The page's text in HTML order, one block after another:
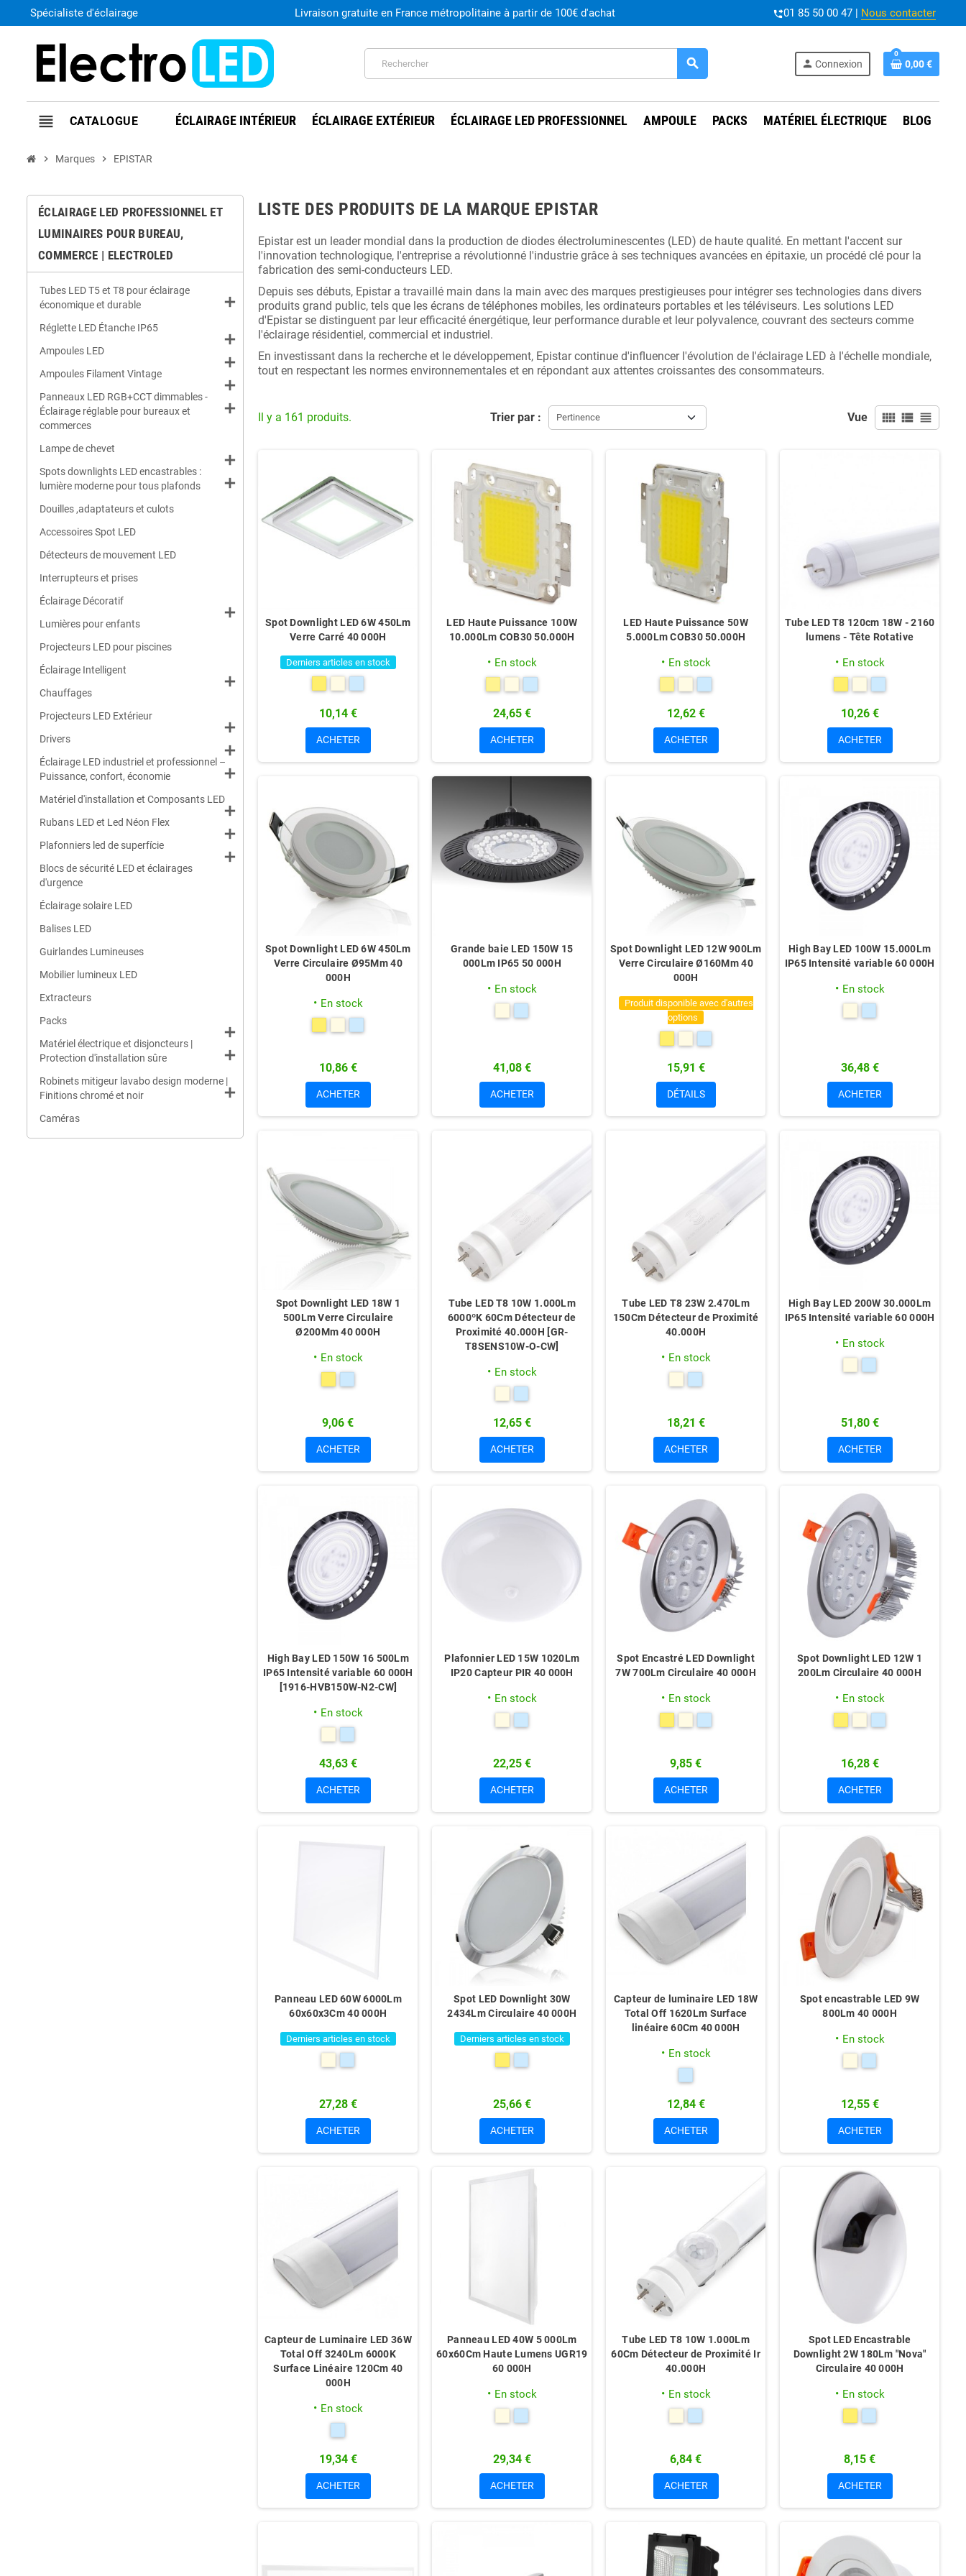
Spécialiste d'éclairage Livraison gratuite en France métropolitaine à partir de 100€ d'achat phone_forwarded01 85 50 00 47 | Nous contacter
search person Connexion
0
0,00 €
view_headline ÉCLAIRAGE INTÉRIEUR ÉCLAIRAGE EXTÉRIEUR ÉCLAIRAGE LED PROFESSIONNEL AMPOULE PACKS MATÉRIEL ÉLECTRIQUE BLOG
chevron_right Marques chevron_right EPISTAR
ÉCLAIRAGE LED PROFESSIONNEL ET
LUMINAIRES POUR BUREAU,
COMMERCE | ELECTROLED
Tubes LED T5 et T8 pour éclairage
économique et durable
add
Réglette LED Étanche IP65
add
Ampoules LED
add
Ampoules Filament Vintage
add
Panneaux LED RGB+CCT dimmables -
Éclairage réglable pour bureaux et
commerces
add
Lampe de chevet
add
Spots downlights LED encastrables :
lumière moderne pour tous plafonds
add
Douilles ,adaptateurs et culots
Accessoires Spot LED
Détecteurs de mouvement LED
Interrupteurs et prises
Éclairage Décoratif
add
Lumières pour enfants
Projecteurs LED pour piscines
Éclairage Intelligent
add
Chauffages
Projecteurs LED Extérieur
add
Drivers
add
Éclairage LED industriel et professionnel –
Puissance, confort, économie
add
Matériel d'installation et Composants LED
add
Rubans LED et Led Néon Flex
add
Plafonniers led de superfície
add
Blocs de sécurité LED et éclairages
d'urgence
Éclairage solaire LED
Balises LED
Guirlandes Lumineuses
Mobilier lumineux LED
Extracteurs
Packs
add
Matériel électrique et disjoncteurs |
Protection d'installation sûre
add
Robinets mitigeur lavabo design moderne |
Finitions chromé et noir
add
Caméras
LISTE DES PRODUITS DE LA MARQUE EPISTAR
Epistar est un leader mondial dans la production de diodes électroluminescentes (LED) de haute qualité. En mettant l'accent sur
l'innovation technologique, l'entreprise a révolutionné l'industrie grâce à ses techniques avancées en épitaxie, un procédé clé pour la
fabrication des semi-conducteurs LED.
Depuis ses débuts, Epistar a travaillé main dans la main avec des marques prestigieuses pour intégrer ses technologies dans divers
produits grand public, tels que les écrans de téléphones mobiles, les ordinateurs portables et les téléviseurs. Les solutions LED
d'Epistar se distinguent par leur efficacité énergétique, leur performance durable et leur polyvalence, couvrant des secteurs comme
l'éclairage résidentiel, commercial et industriel.
En investissant dans la recherche et le développement, Epistar continue d'influencer l'évolution de l'éclairage LED à l'échelle mondiale,
tout en respectant les normes environnementales et en répondant aux attentes croissantes des consommateurs.
Trier par : Pertinence Vue view_comfy view_list view_headline
Il y a 161 produits.
Spot Downlight LED 6W 450Lm
Verre Carré 40 000H
Derniers articles en stock
10,14 €
ACHETER
LED Haute Puissance 100W
10.000Lm COB30 50.000H
En stock
24,65 €
ACHETER
LED Haute Puissance 50W
5.000Lm COB30 50.000H
En stock
12,62 €
ACHETER
Tube LED T8 120cm 18W - 2160
lumens - Tête Rotative
En stock
10,26 €
ACHETER
Spot Downlight LED 6W 450Lm
Verre Circulaire Ø95Mm 40
000H
En stock
10,86 €
ACHETER
Grande baie LED 150W 15
000Lm IP65 50 000H
En stock
41,08 €
ACHETER
Spot Downlight LED 12W 900Lm
Verre Circulaire Ø160Mm 40
000H
Produit disponible avec d'autres
options
15,91 €
DÉTAILS
High Bay LED 100W 15.000Lm
IP65 Intensité variable 60 000H
En stock
36,48 €
ACHETER
Spot Downlight LED 18W 1
500Lm Verre Circulaire
Ø200Mm 40 000H
En stock
9,06 €
ACHETER
Tube LED T8 10W 1.000Lm
6000ºK 60Cm Détecteur de
Proximité 40.000H [GR-
T8SENS10W-O-CW]
En stock
12,65 €
ACHETER
Tube LED T8 23W 2.470Lm
150Cm Détecteur de Proximité
40.000H
En stock
18,21 €
ACHETER
High Bay LED 200W 30.000Lm
IP65 Intensité variable 60 000H
En stock
51,80 €
ACHETER
High Bay LED 150W 16 500Lm
IP65 Intensité variable 60 000H
[1916-HVB150W-N2-CW]
En stock
43,63 €
ACHETER
Plafonnier LED 15W 1020Lm
IP20 Capteur PIR 40 000H
En stock
22,25 €
ACHETER
Spot Encastré LED Downlight
7W 700Lm Circulaire 40 000H
En stock
9,85 €
ACHETER
Spot Downlight LED 12W 1
200Lm Circulaire 40 000H
En stock
16,28 €
ACHETER
Panneau LED 60W 6000Lm
60x60x3Cm 40 000H
Derniers articles en stock
27,28 €
ACHETER
Spot LED Downlight 30W
2434Lm Circulaire 40 000H
Derniers articles en stock
25,66 €
ACHETER
Capteur de luminaire LED 18W
Total Off 1620Lm Surface
linéaire 60Cm 40 000H
En stock
12,84 €
ACHETER
Spot encastrable LED 9W
800Lm 40 000H
En stock
12,55 €
ACHETER
Capteur de Luminaire LED 36W
Total Off 3240Lm 6000K
Surface Linéaire 120Cm 40
000H
En stock
19,34 €
ACHETER
Panneau LED 40W 5 000Lm
60x60Cm Haute Lumens UGR19
60 000H
En stock
29,34 €
ACHETER
Tube LED T8 10W 1.000Lm
60Cm Détecteur de Proximité Ir
40.000H
En stock
6,84 €
ACHETER
Spot LED Encastrable
Downlight 2W 180Lm "Nova"
Circulaire 40 000H
En stock
8,15 €
ACHETER